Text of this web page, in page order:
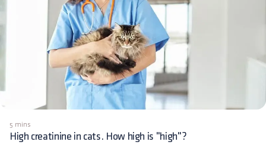
5 mins
High creatinine in cats. How high is "high"?